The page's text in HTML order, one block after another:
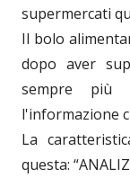
supermercati
Il bolo
dopo aver
sempre più
l'informazione
La
questa: